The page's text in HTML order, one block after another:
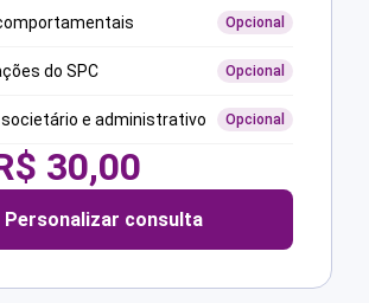
Opcional
do SPC Opcional
societário e administrativo Opcional
30,00
Personalizar consulta